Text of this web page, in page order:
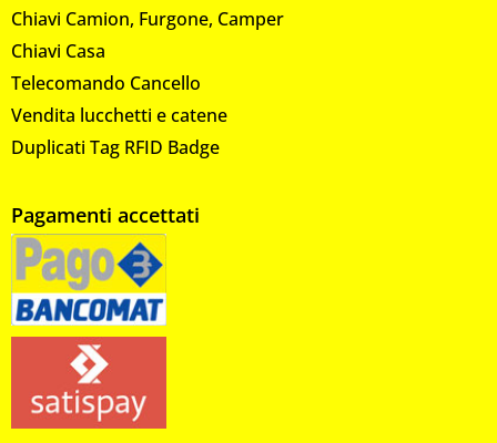
Chiavi Camion, Furgone, Camper
Chiavi Casa
Telecomando Cancello
Vendita lucchetti e catene
Duplicati Tag RFID Badge
Pagamenti accettati